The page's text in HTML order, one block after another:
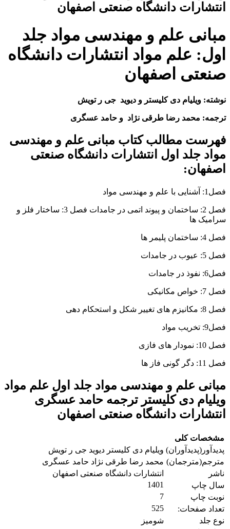
انتشارات دانشگاه صنعتی اصفهان
مبانی علم و مهندسی مواد جلد
اول: علم مواد انتشارات دانشگاه
صنعتی اصفهان
نوشته: ویلیام دی کلیستر و دیوید جی ر تویش
ترجمه: محمد رضا طرقی نژاد و حامد عسگری
فهرست مطالب کتاب مبانی علم و مهندسی
مواد جلد اول انتشارات دانشگاه صنعتی
اصفهان:
فصل1: آشنایی با علم و مهندسی مواد
فصل 2: ساختمان و پیوند اتمی در جامدات فصل 3: ساختار فلز و
سرامیک ها
فصل 4: ساختمان پلیمر ها
فصل 5: عیوب در جامدات
فصل6: نفوذ در جامدات
فصل 7: خواص مکانیکی
فصل 8: مکانیزم های تغییر شکل و استحکام دهی
فصل9: تخریب مواد
فصل 10: نمودار های فازی
فصل 11: دگر گونی فاز ها
مبانی علم و مهندسی مواد جلد اول علم مواد
ویلیام دی کلیستر ترجمه حامد عسگری
انتشارات دانشگاه صنعتی اصفهان
مشخصات کلی
پدیدآور(پدیدآوران) ویلیام دی کلیستر دیوید جی ر تویش
مترجم(مترجمان) محمد رضا طرقی نژاد حامد عسگری
ناشر
انتشارات دانشگاه صنعتی اصفهان
سال چاپ
1401
نوبت چاپ
7
تعداد صفحات:
525
نوع جلد
شومیز